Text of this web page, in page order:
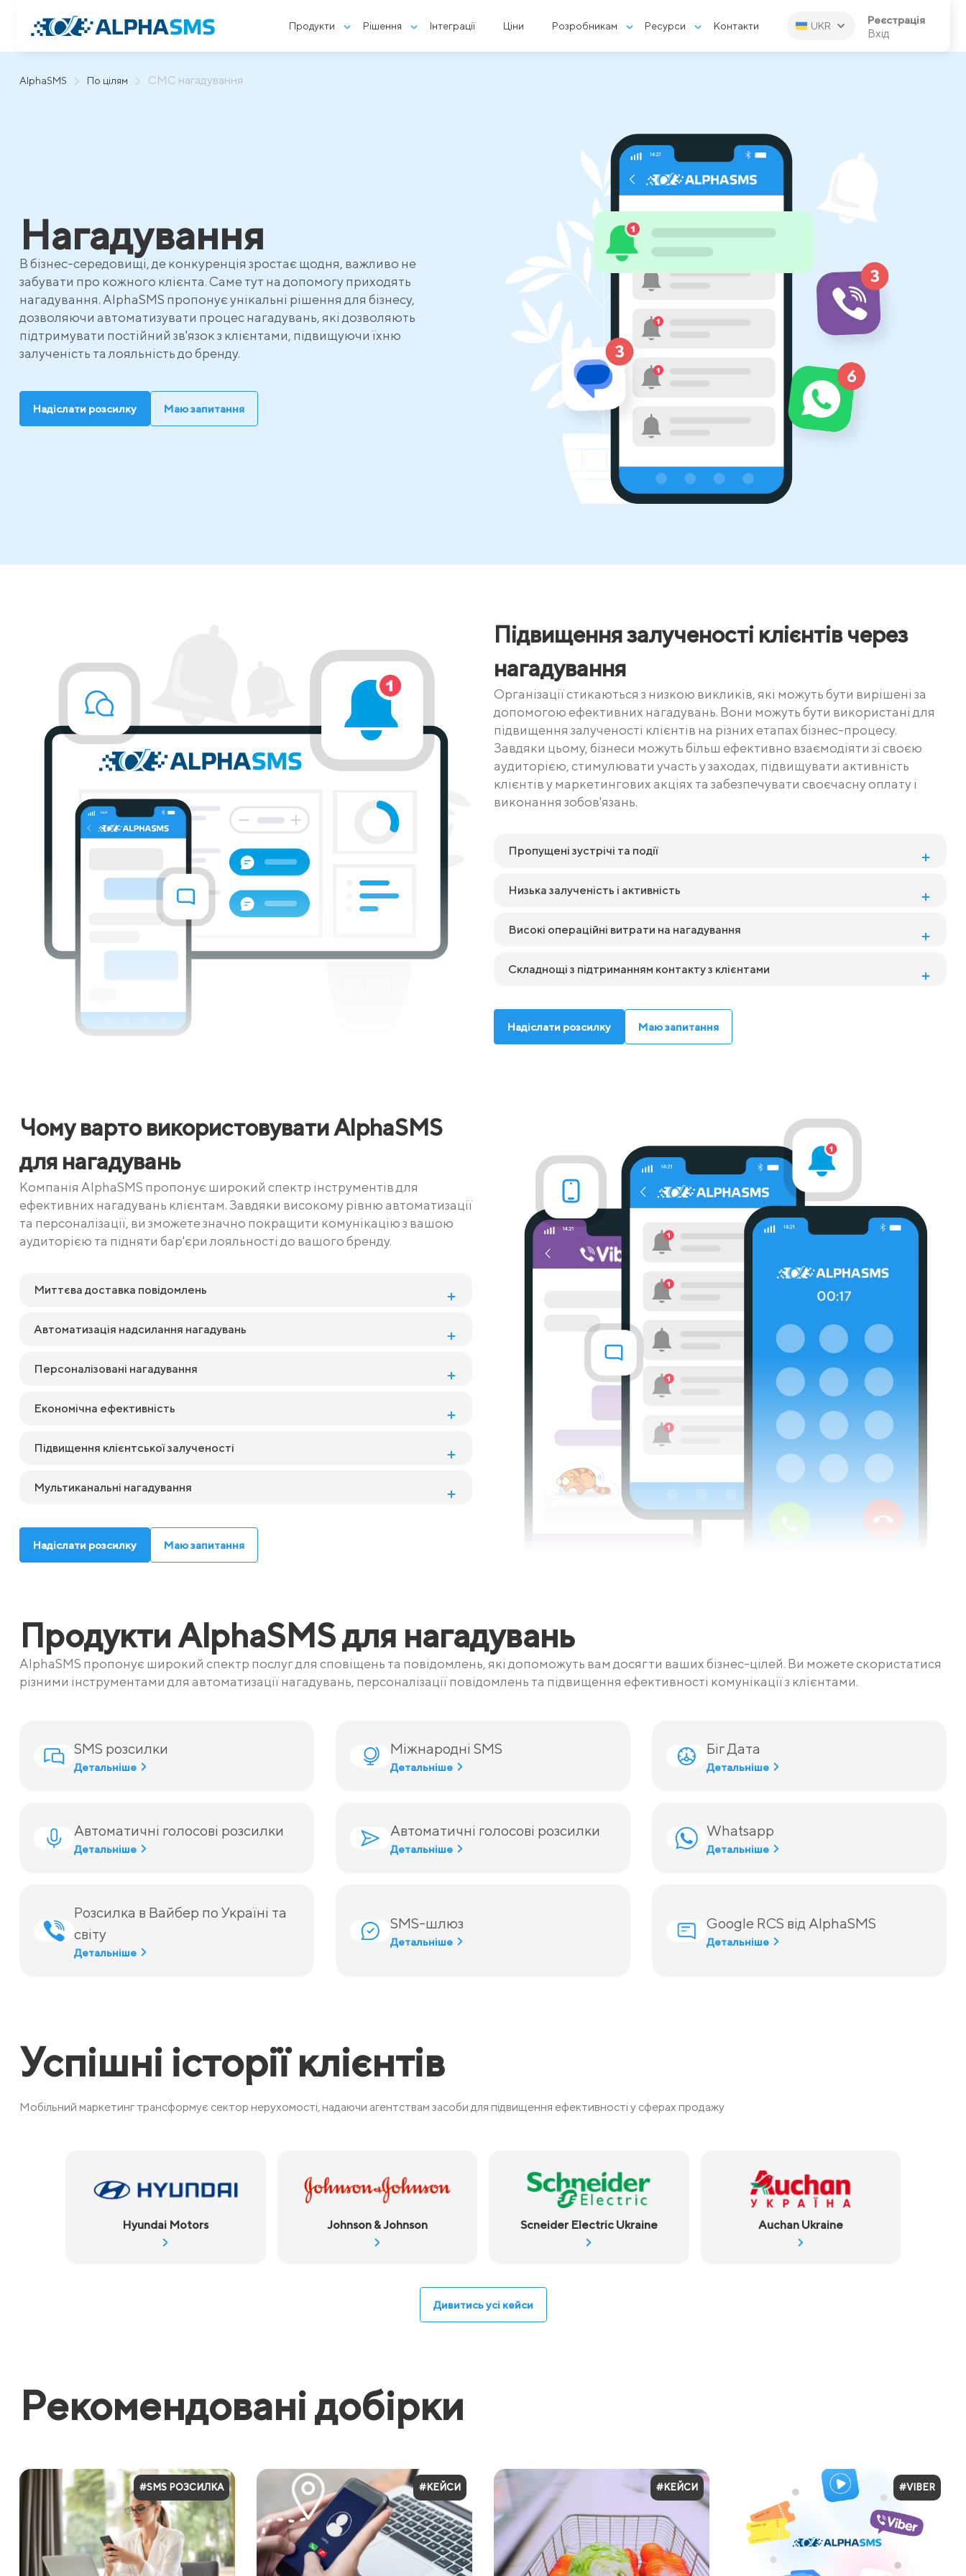
AlphaSMS По цілям СМС нагадування
Продукти Рішення Інтеграції Ціни Розробникам Ресурси Контакти UKR Реєстрація
Вхід
Нагадування
В бізнес-середовищі, де конкуренція зростає щодня, важливо не
забувати про кожного клієнта. Саме тут на допомогу приходять
нагадування. AlphaSMS пропонує унікальні рішення для бізнесу,
дозволяючи автоматизувати процес нагадувань, які дозволяють
підтримувати постійний зв'язок з клієнтами, підвищуючи їхню
залученість та лояльність до бренду.
Надіслати розсилку Маю запитання
Підвищення залученості клієнтів через
нагадування
Організації стикаються з низкою викликів, які можуть бути вирішені за
допомогою ефективних нагадувань. Вони можуть бути використані для
підвищення залученості клієнтів на різних етапах бізнес-процесу.
Завдяки цьому, бізнеси можуть більш ефективно взаємодіяти зі своєю
аудиторією, стимулювати участь у заходах, підвищувати активність
клієнтів у маркетингових акціях та забезпечувати своєчасну оплату і
виконання зобов'язань.
Пропущені зустрічі та події
Низька залученість і активність
Високі операційні витрати на нагадування
Складнощі з підтриманням контакту з клієнтами
Надіслати розсилку Маю запитання
Чому варто використовувати AlphaSMS
для нагадувань
Компанія AlphaSMS пропонує широкий спектр інструментів для
ефективних нагадувань клієнтам. Завдяки високому рівню автоматизації
та персоналізації, ви зможете значно покращити комунікацію з вашою
аудиторією та підняти бар'єри лояльності до вашого бренду.
Миттєва доставка повідомлень
Автоматизація надсилання нагадувань
Персоналізовані нагадування
Економічна ефективність
Підвищення клієнтської залученості
Мультиканальні нагадування
Надіслати розсилку Маю запитання
Продукти AlphaSMS для нагадувань
AlphaSMS пропонує широкий спектр послуг для сповіщень та повідомлень, які допоможуть вам досягти ваших бізнес-цілей. Ви можете скористатися
різними інструментами для автоматизації нагадувань, персоналізації повідомлень та підвищення ефективності комунікації з клієнтами.
SMS розсилки
Детальніше
Міжнародні SMS
Детальніше
Біг Дата
Детальніше
Автоматичні голосові розсилки
Детальніше
Автоматичні голосові розсилки
Детальніше
Whatsapp
Детальніше
Розсилка в Вайбер по Україні та
світу
Детальніше
SMS-шлюз
Детальніше
Google RCS від AlphaSMS
Детальніше
Успішні історії клієнтів
Мобільний маркетинг трансформує сектор нерухомості, надаючи агентствам засоби для підвищення ефективності у сферах продажу
Hyundai Motors Johnson & Johnson Scneider Electric Ukraine Auchan Ukraine
Дивитись усі кейси
Рекомендовані добірки
#SMS РОЗСИЛКА #КЕЙСИ #КЕЙСИ #VIBER